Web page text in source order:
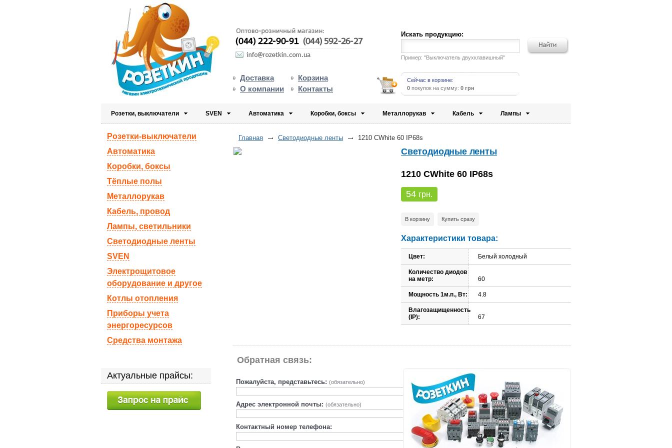
Искать продукцию:
Пример: "Выключатель двухклавишный"
Доставка
Корзина
О компании
Контакты
Сейчас в корзине:
0 покупок на сумму: 0 грн
Розетки, выключатели SVEN Автоматика Коробки, боксы Металлорукав Кабель Лампы
Главная Светодиодные ленты 1210 CWhite 60 IP68s
Светодиодные ленты
1210 CWhite 60 IP68s
54 грн.
В корзину Купить сразу
Характеристики товара:
Цвет: Белый холодный
Количество диодов
на метр:
60
Мощность 1м.п., Вт: 4.8
Влагозащищенность
(IP):
67
Обратная связь:
Пожалуйста, представьтесь: (обязательно)
Адрес электронной почты: (обязательно)
Контактный номер телефона:
Розетки-выключатели
Автоматика
Коробки, боксы
Тёплые полы
Металлорукав
Кабель, провод
Лампы, светильники
Светодиодные ленты
SVEN
Электрощитовое
оборудование и другое
Котлы отопления
Приборы учета
энергоресурсов
Средства монтажа
Актуальные прайсы: